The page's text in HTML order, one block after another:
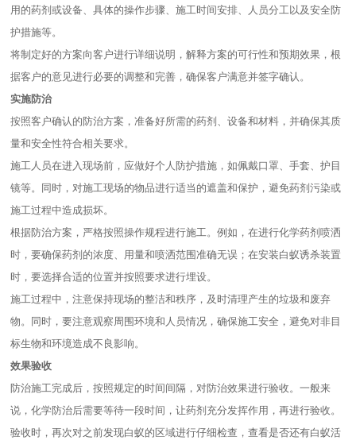
用的药剂或设备、具体的操作步骤、施工时间安排、人员分工以及安全防
护措施等。
将制定好的方案向客户进行详细说明，解释方案的可行性和预期效果，根
据客户的意见进行必要的调整和完善，确保客户满意并签字确认。
实施防治
按照客户确认的防治方案，准备好所需的药剂、设备和材料，并确保其质
量和安全性符合相关要求。
施工人员在进入现场前，应做好个人防护措施，如佩戴口罩、手套、护目
镜等。同时，对施工现场的物品进行适当的遮盖和保护，避免药剂污染或
施工过程中造成损坏。
根据防治方案，严格按照操作规程进行施工。例如，在进行化学药剂喷洒
时，要确保药剂的浓度、用量和喷洒范围准确无误；在安装白蚁诱杀装置
时，要选择合适的位置并按照要求进行埋设。
施工过程中，注意保持现场的整洁和秩序，及时清理产生的垃圾和废弃
物。同时，要注意观察周围环境和人员情况，确保施工安全，避免对非目
标生物和环境造成不良影响。
效果验收
防治施工完成后，按照规定的时间间隔，对防治效果进行验收。一般来
说，化学防治后需要等待一段时间，让药剂充分发挥作用，再进行验收。
验收时，再次对之前发现白蚁的区域进行仔细检查，查看是否还有白蚁活